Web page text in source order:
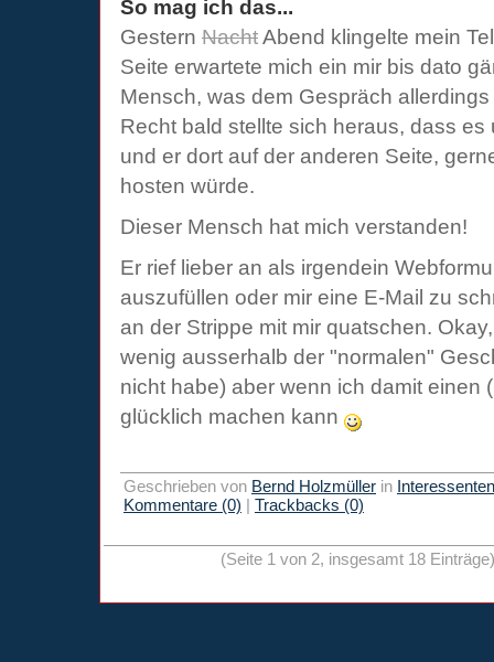
So mag ich das...
Gestern NachtAbend klingelte mein
Seite erwartete mich ein mir bis dato
Mensch, was dem Gespräch
Recht bald stellte sich heraus, dass
und er dort auf der anderen Seite,
hosten würde.
Dieser Mensch hat mich verstanden!
Er rief lieber an als irgendein
auszufüllen oder mir eine E-Mail zu
an der Strippe mit mir quatschen.
wenig ausserhalb der "normalen"
nicht habe) aber wenn ich damit einen
glücklich machen kann
Geschrieben von Bernd Holzmüller in
Kommentare (0) | Trackbacks (0)
(Seite 1 von 2, insgesamt 18